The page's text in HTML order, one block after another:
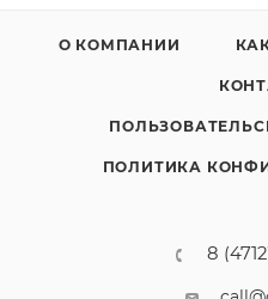
О КОМПАНИИ
ПОЛИТИКА
8